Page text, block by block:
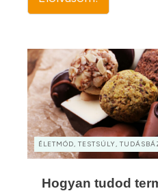
ÉLETMÓD, TESTSÚLY,
Hogyan tudod